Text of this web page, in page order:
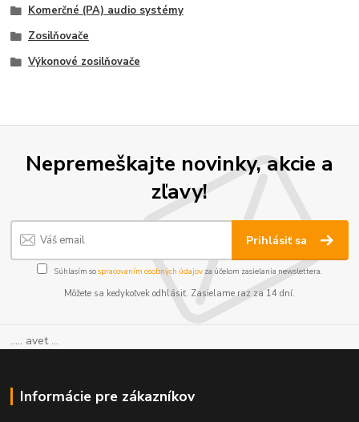
Komerčné (PA) audio systémy
Zosilňovače
Výkonové zosilňovače
Nepremeškajte novinky, akcie a
zľavy!
Prihlásiť sa
Súhlasím sospracovaním osobných údajov za účelom zasielania newslettera.
Môžete sa kedykoľvek odhlásiť. Zasielame raz za 14 dní.
..... avet ...
Informácie pre zákazníkov